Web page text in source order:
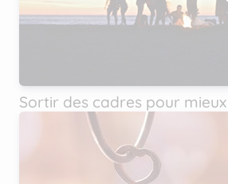
Sortir des cadres pour